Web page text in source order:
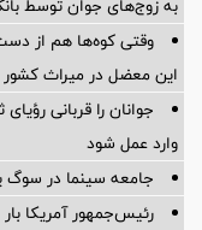
به زوج‌های جوان توسط
وقتی کوه‌ها هم از
این معضل در میراث
جوانان را قربانی
وارد عمل شود
جامعه سینما در
رئیس‌جمهور آمریکا